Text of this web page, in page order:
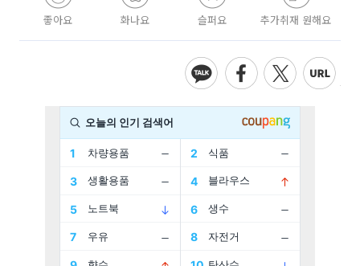
좋아요 화나요 슬퍼요 추가취재 원해요